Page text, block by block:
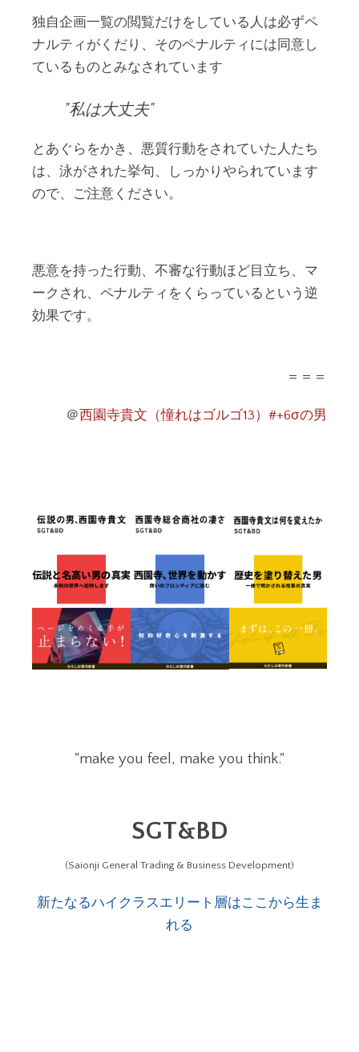
独自企画一覧の閲覧だけをしている人は必ずペ
ナルティがくだり、そのペナルティには同意し
ているものとみなされています
私は大丈夫
とあぐらをかき、悪質行動をされていた人たち
は、泳がされた挙句、しっかりやられています
ので、ご注意ください。
悪意を持った行動、不審な行動ほど目立ち、マ
ークされ、ペナルティをくらっているという逆
効果です。
＝＝＝
＠西園寺貴文（憧れはゴルゴ13）#+6σの男
"make you feel, make you think."
SGT&BD
(Saionji General Trading & Business Development)
新たなるハイクラスエリート層はここから生ま
れる